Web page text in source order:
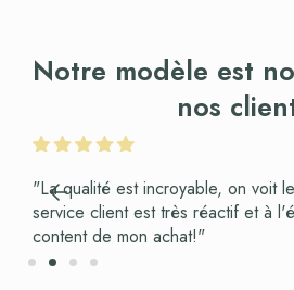
Notre modèle est
nos
"La qualité est incroyable, on voit
service client est très réactif et à
content de mon achat!"